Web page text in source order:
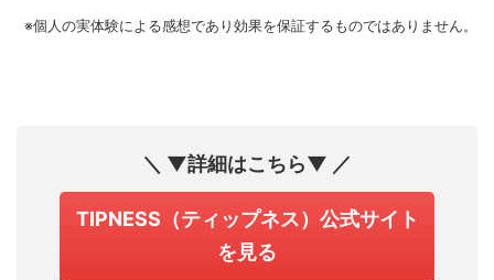
※個人の実体験による感想であり効果を保証するものではありません。
＼ ▼詳細はこちら▼ ／
TIPNESS（ティップネス）公式サイト
を見る